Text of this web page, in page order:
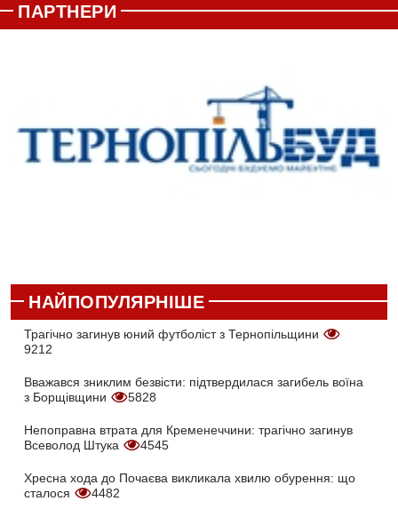
ПАРТНЕРИ
НАЙПОПУЛЯРНІШЕ
Трагічно загинув юний футболіст з Тернопільщини
9212
Вважався зниклим безвісти: підтвердилася загибель воїна
з Борщівщини
5828
Непоправна втрата для Кременеччини: трагічно загинув
Всеволод Штука
4545
Хресна хода до Почаєва викликала хвилю обурення: що
сталося
4482